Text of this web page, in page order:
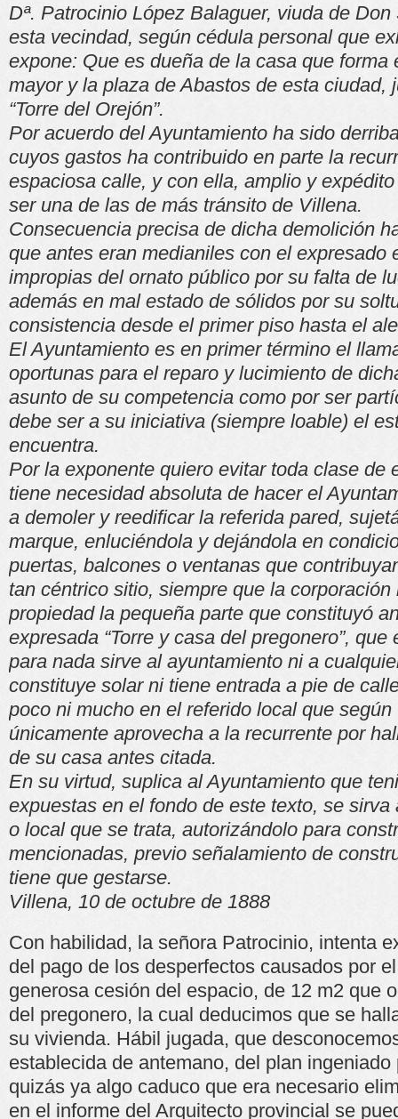
Dª. Patrocinio López Balaguer, viuda de
esta vecindad, según cédula personal que
expone: Que es dueña de la casa que forma
mayor y la plaza de Abastos de esta ciudad,
“Torre del Orejón”.
Por acuerdo del Ayuntamiento ha sido
cuyos gastos ha contribuido en parte la
espaciosa calle, y con ella, amplio y
ser una de las de más tránsito de Villena.
Consecuencia precisa de dicha demolición
que antes eran medianiles con el expresado
impropias del ornato público por su falta de
además en mal estado de sólidos por su
consistencia desde el primer piso hasta el
El Ayuntamiento es en primer término el
oportunas para el reparo y lucimiento de
asunto de su competencia como por ser
debe ser a su iniciativa (siempre loable) el
encuentra.
Por la exponente quiero evitar toda clase de
tiene necesidad absoluta de hacer el
a demoler y reedificar la referida pared,
marque, enluciéndola y dejándola en
puertas, balcones o ventanas que
tan céntrico sitio, siempre que la
propiedad la pequeña parte que constituyó
expresada “Torre y casa del pregonero”,
para nada sirve al ayuntamiento ni a
constituye solar ni tiene entrada a pie de
poco ni mucho en el referido local que
únicamente aprovecha a la recurrente por
de su casa antes citada.
En su virtud, suplica al Ayuntamiento que
expuestas en el fondo de este texto, se
o local que se trata, autorizándolo para
mencionadas, previo señalamiento de
tiene que gestarse.
Villena, 10 de octubre de 1888
Con habilidad, la señora Patrocinio, intenta
del pago de los desperfectos causados por
generosa cesión del espacio, de 12 m2 que
del pregonero, la cual deducimos que se
su vivienda. Hábil jugada, que
establecida de antemano, del plan ingeniado
quizás ya algo caduco que era necesario
en el informe del Arquitecto provincial se